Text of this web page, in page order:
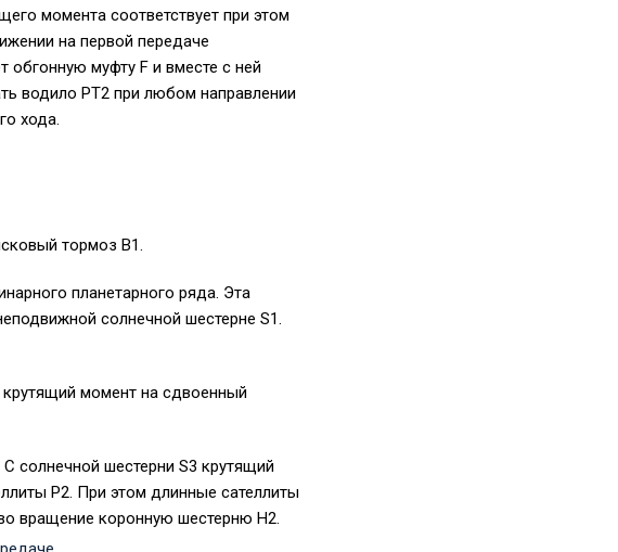
момента соответствует при этом
на первой передаче
муфту F и вместе с ней
водило PT2 при любом направлении
хода.
тормоз B1.
планетарного ряда. Эта
солнечной шестерне S1.
момент на сдвоенный
солнечной шестерни S3 крутящий
P2. При этом длинные сателлиты
вращение коронную шестерню H2.